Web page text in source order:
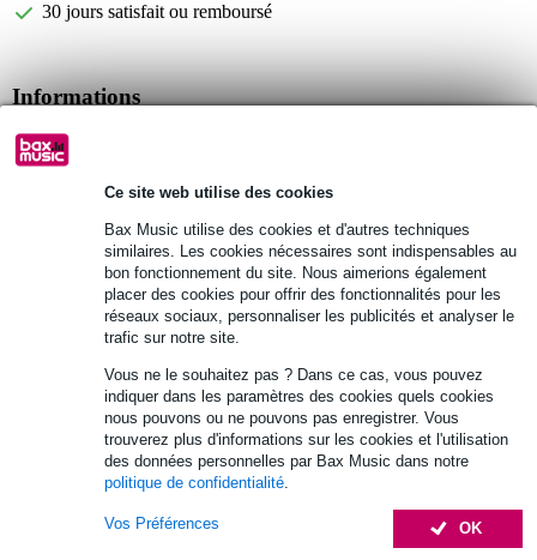
Ce site web utilise des cookies
Bax Music utilise des cookies et d'autres techniques
similaires. Les cookies nécessaires sont indispensables au
bon fonctionnement du site. Nous aimerions également
placer des cookies pour offrir des fonctionnalités pour les
réseaux sociaux, personnaliser les publicités et analyser le
trafic sur notre site.
Vous ne le souhaitez pas ? Dans ce cas, vous pouvez
indiquer dans les paramètres des cookies quels cookies
nous pouvons ou ne pouvons pas enregistrer. Vous
trouverez plus d'informations sur les cookies et l'utilisation
des données personnelles par Bax Music dans notre
politique de confidentialité
OK
Vos Préférences
30 jours satisfait ou remboursé
Informations
Tama Cymbal Stacker
permet d'empiler une cymbale plus petite sur une plus grande
angle réglable
Afficher toutes les caractéristiques du produit
Autres variantes (4)
Accessoires (2)